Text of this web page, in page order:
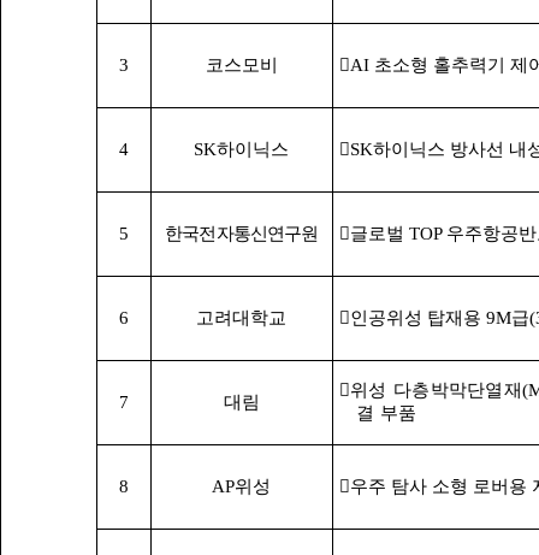
3 코스모비 󰋯AI 초소형 홀추력기 제
4 SK하이닉스 󰋯SK하이닉스 방사선 내
5 한국전자통신연구원 󰋯글로벌 TOP 우주항공
6 고려대학교 󰋯인공위성 탑재용 9M급
7 대림
󰋯위성 다층박막단열재
결 부품
8 AP위성 󰋯우주 탐사 소형 로버용